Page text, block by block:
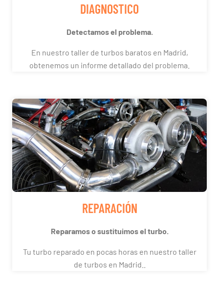
DIAGNOSTICO
Detectamos el problema.
En nuestro taller de turbos baratos en Madrid,
obtenemos un informe detallado del problema.
REPARACIÓN
Reparamos o sustituimos el turbo.
Tu turbo reparado en pocas horas en nuestro taller
de turbos en Madrid..